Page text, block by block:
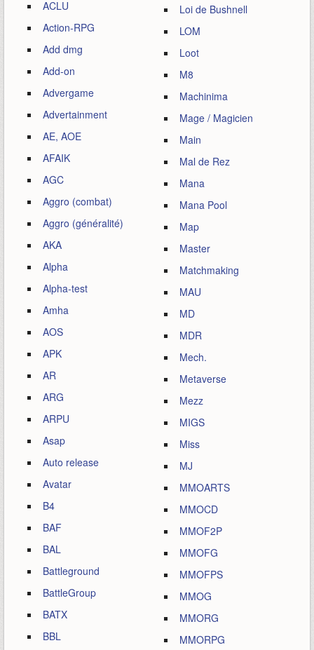
ACLU
Action-RPG
Add dmg
Add-on
Advergame
Advertainment
AE, AOE
AFAIK
AGC
Aggro (combat)
Aggro (généralité)
AKA
Alpha
Alpha-test
Amha
AOS
APK
AR
ARG
ARPU
Asap
Auto release
Avatar
B4
BAF
BAL
Battleground
BattleGroup
BATX
BBL
Loi de Bushnell
LOM
Loot
M8
Machinima
Mage / Magicien
Main
Mal de Rez
Mana
Mana Pool
Map
Master
Matchmaking
MAU
MD
MDR
Mech.
Metaverse
Mezz
MIGS
Miss
MJ
MMOARTS
MMOCD
MMOF2P
MMOFG
MMOFPS
MMOG
MMORG
MMORPG